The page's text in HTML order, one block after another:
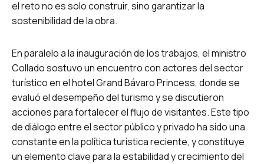
el reto no es solo construir, sino garantizar la
sostenibilidad de la obra.
En paralelo a la inauguración de los trabajos, el ministro
Collado sostuvo un encuentro con actores del sector
turístico en el hotel Grand Bávaro Princess, donde se
evaluó el desempeño del turismo y se discutieron
acciones para fortalecer el flujo de visitantes. Este tipo
de diálogo entre el sector público y privado ha sido una
constante en la política turística reciente, y constituye
un elemento clave para la estabilidad y crecimiento del